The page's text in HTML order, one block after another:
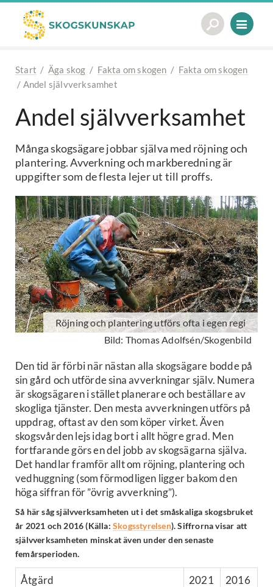
Start / Äga skog / Fakta om skogen / Fakta om skogen
/ Andel självverksamhet
Andel självverksamhet
Många skogsägare jobbar själva med röjning och
plantering. Avverkning och markberedning är
uppgifter som de flesta lejer ut till proffs.
Röjning och plantering utförs ofta i egen regi
Bild: Thomas Adolfsén/Skogenbild
Den tid är förbi när nästan alla skogsägare bodde på
sin gård och utförde sina avverkningar själv. Numera
är skogsägaren i stället planerare och beställare av
skogliga tjänster. Den mesta avverkningen utförs på
uppdrag, oftast av den som köper virket. Även
skogsvården lejs idag bort i allt högre grad. Men
fortfarande görs en del jobb av skogsägarna själva.
Det handlar framför allt om röjning, plantering och
vedhuggning (som förmodligen ligger bakom den
höga siffran för ”övrig avverkning”).
Så här såg självverksamheten ut i det småskaliga skogsbruket
år 2021 och 2016 (Källa: Skogsstyrelsen). Siffrorna visar att
självverksamheten minskat även under den senaste
femårsperioden.
Åtgärd 2021
2016